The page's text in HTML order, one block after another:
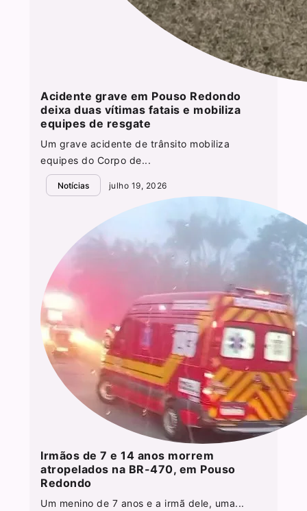
Acidente grave em Pouso Redondo
deixa duas vítimas fatais e mobiliza
equipes de resgate
Um grave acidente de trânsito mobiliza
equipes do Corpo de...
Notícias julho 19, 2026
Irmãos de 7 e 14 anos morrem
atropelados na BR-470, em Pouso
Redondo
Um menino de 7 anos e a irmã dele, uma...